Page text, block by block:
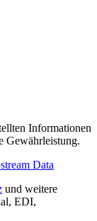
Informationen
Gewährleistung.
Data
und weitere
EDI,